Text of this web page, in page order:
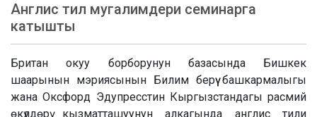
Англис тил мугалимдери семинарга
катышты
Британ окуу борборунун базасында Бишкек
шаарынын мэриясынын Билим берүү башкармалыгы
жана Оксфорд Эдупресстин Кыргызстандагы расмий
өкүлдөрү кызматташуунун алкагында англис тили